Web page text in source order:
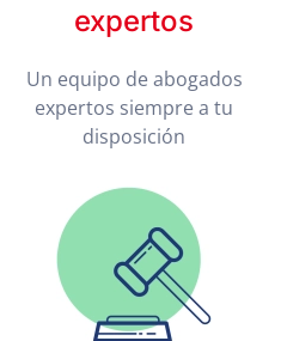
expertos
Un equipo de abogados
expertos siempre a tu
disposición